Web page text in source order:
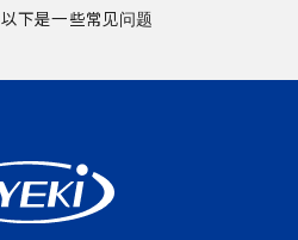
以下是一些常见问题